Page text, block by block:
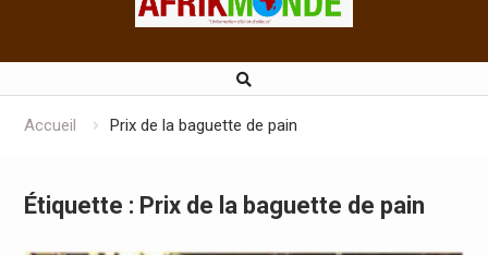
Accueil Prix de la baguette de pain
Étiquette : Prix de la baguette de pain